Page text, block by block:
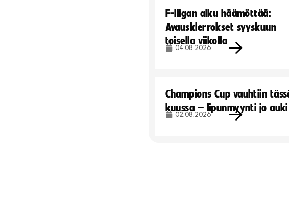
F-liigan alku häämöttää:
Avauskierrokset syyskuun
toisella viikolla
04.08.2026
Champions Cup vauhtiin
kuussa – lipunmyynti jo auki
02.08.2026